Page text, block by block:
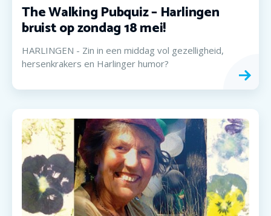
The Walking Pubquiz – Harlingen
bruist op zondag 18 mei!
HARLINGEN - Zin in een middag vol gezelligheid,
hersenkrakers en Harlinger humor?